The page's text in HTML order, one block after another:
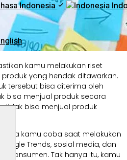
Indonesia
kamu melakukan riset
yang hendak ditawarkan.
tersebut bisa diterima oleh
bisa menjual produk secara
tidak bisa menjual produk
kamu coba saat melakukan
Trends, sosial media, dan
konsumen. Tak hanya itu, kamu